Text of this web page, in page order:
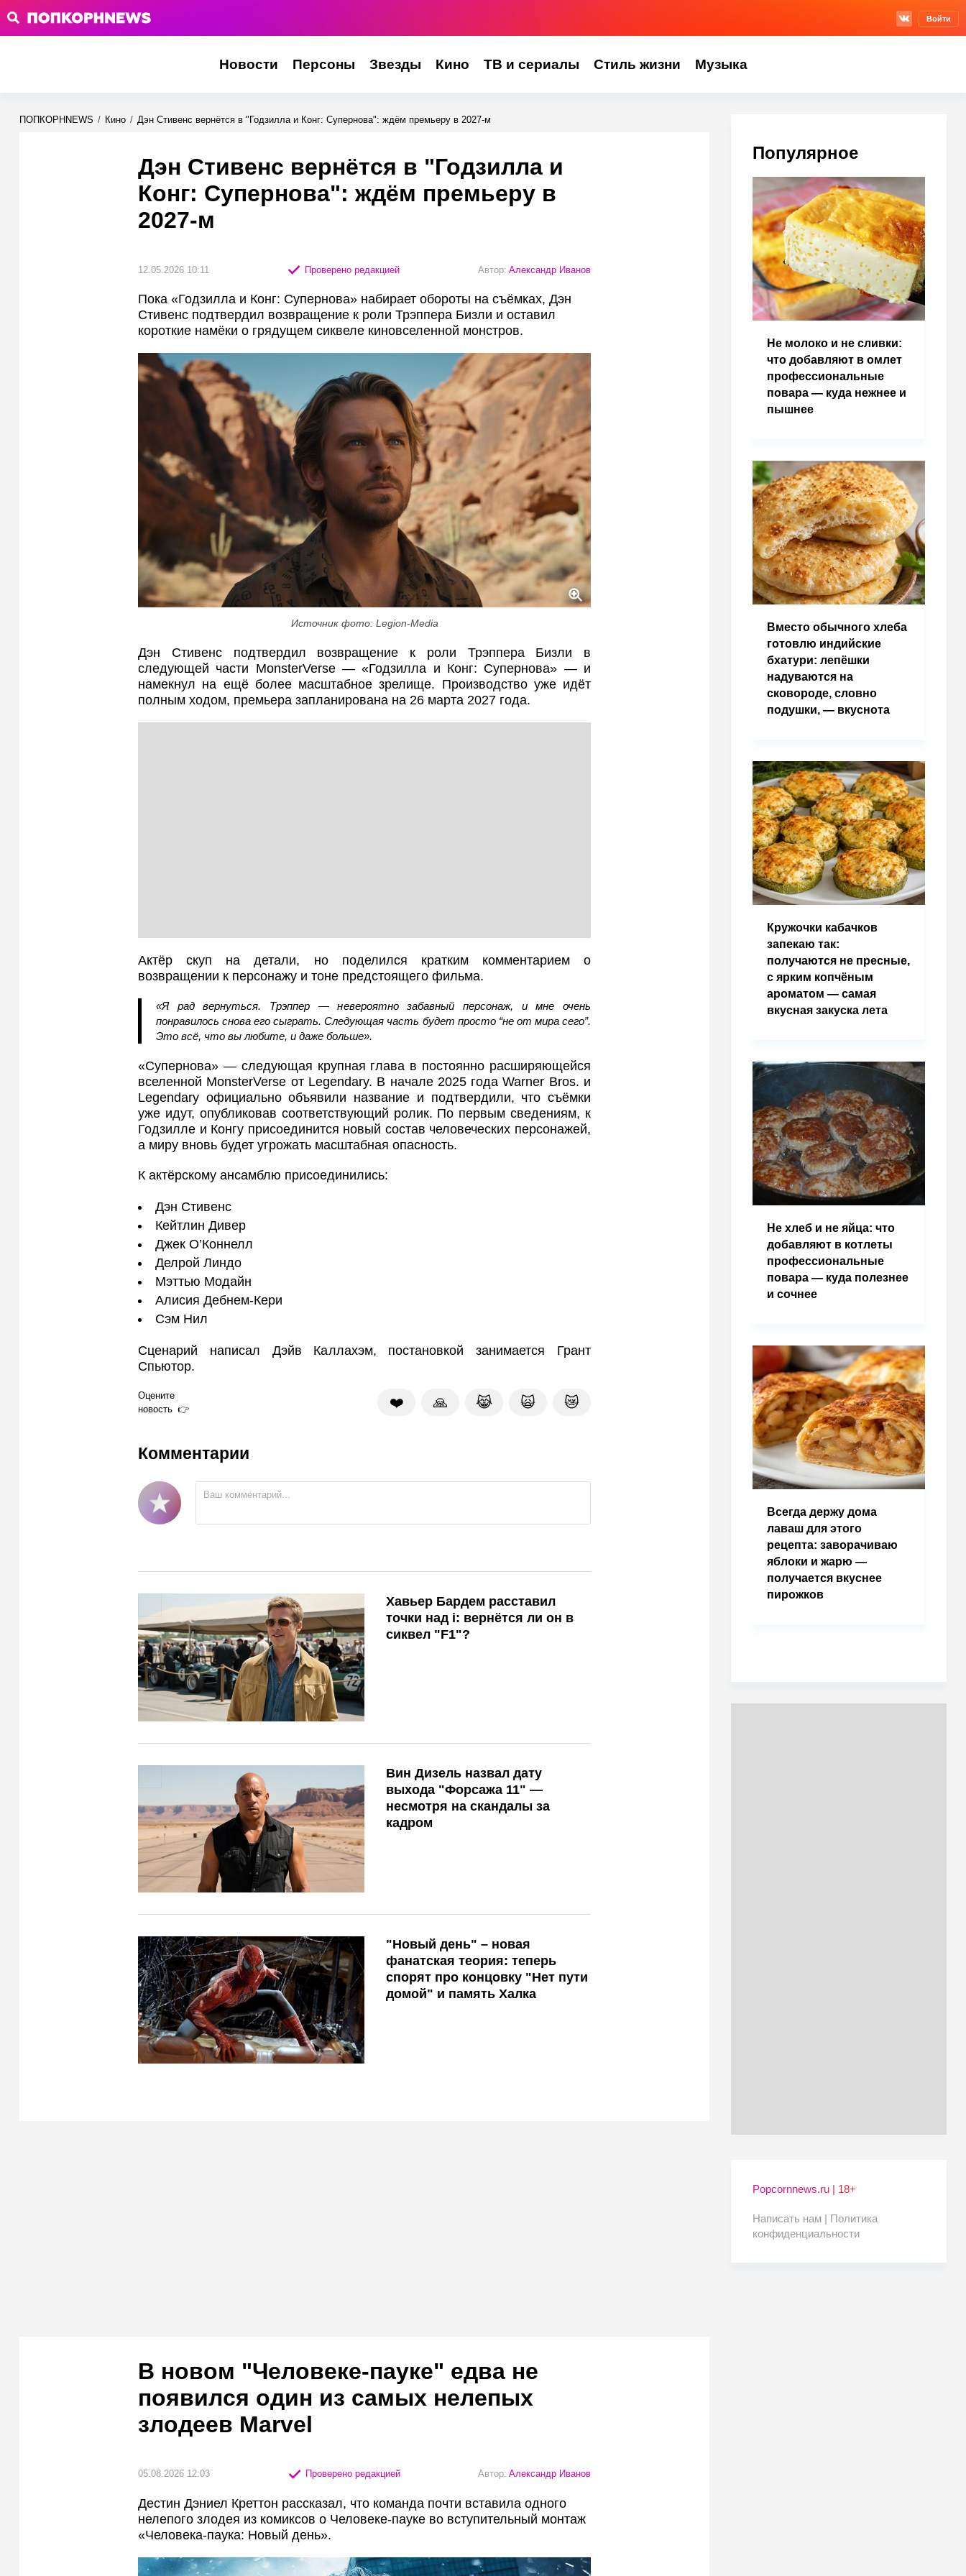
Войти
Новости Персоны Звезды Кино ТВ и сериалы Стиль жизни Музыка
ПОПКОРНNEWS / Кино / Дэн Стивенс вернётся в "Годзилла и Конг: Супернова": ждём премьеру в 2027-м
Дэн Стивенс вернётся в "Годзилла и
Конг: Супернова": ждём премьеру в
2027-м
12.05.2026 10:11 Проверено редакцией Автор: Александр Иванов
Пока «Годзилла и Конг: Супернова» набирает обороты на съёмках, Дэн
Стивенс подтвердил возвращение к роли Трэппера Бизли и оставил
короткие намёки о грядущем сиквеле киновселенной монстров.
Источник фото: Legion-Media
Дэн Стивенс подтвердил возвращение к роли Трэппера Бизли в
следующей части MonsterVerse — «Годзилла и Конг: Супернова» — и
намекнул на ещё более масштабное зрелище. Производство уже идёт
полным ходом, премьера запланирована на 26 марта 2027 года.
Актёр скуп на детали, но поделился кратким комментарием о
возвращении к персонажу и тоне предстоящего фильма.
«Я рад вернуться. Трэппер — невероятно забавный персонаж, и мне очень
понравилось снова его сыграть. Следующая часть будет просто “не от мира сего”.
Это всё, что вы любите, и даже больше».
«Супернова» — следующая крупная глава в постоянно расширяющейся
вселенной MonsterVerse от Legendary. В начале 2025 года Warner Bros. и
Legendary официально объявили название и подтвердили, что съёмки
уже идут, опубликовав соответствующий ролик. По первым сведениям, к
Годзилле и Конгу присоединится новый состав человеческих персонажей,
а миру вновь будет угрожать масштабная опасность.
К актёрскому ансамблю присоединились:
Дэн Стивенс
Кейтлин Дивер
Джек О’Коннелл
Делрой Линдо
Мэттью Модайн
Алисия Дебнем-Кери
Сэм Нил
Сценарий написал Дэйв Каллахэм, постановкой занимается Грант
Спьютор.
Оцените
новость
❤️ 🙏 😹 🙀 😿
Комментарии
Хавьер Бардем расставил
точки над i: вернётся ли он в
сиквел "F1"?
Вин Дизель назвал дату
выхода "Форсажа 11" —
несмотря на скандалы за
кадром
"Новый день" – новая
фанатская теория: теперь
спорят про концовку "Нет пути
домой" и память Халка
В новом "Человеке-пауке" едва не
появился один из самых нелепых
злодеев Marvel
05.08.2026 12:03 Проверено редакцией Автор: Александр Иванов
Дестин Дэниел Креттон рассказал, что команда почти вставила одного
нелепого злодея из комиксов о Человеке-пауке во вступительный монтаж
«Человека-паука: Новый день».
Популярное
Не молоко и не сливки:
что добавляют в омлет
профессиональные
повара — куда нежнее и
пышнее
Вместо обычного хлеба
готовлю индийские
бхатури: лепёшки
надуваются на
сковороде, словно
подушки, — вкуснота
Кружочки кабачков
запекаю так:
получаются не пресные,
с ярким копчёным
ароматом — самая
вкусная закуска лета
Не хлеб и не яйца: что
добавляют в котлеты
профессиональные
повара — куда полезнее
и сочнее
Всегда держу дома
лаваш для этого
рецепта: заворачиваю
яблоки и жарю —
получается вкуснее
пирожков
Popcornnews.ru | 18+
Написать нам | Политика
конфиденциальности